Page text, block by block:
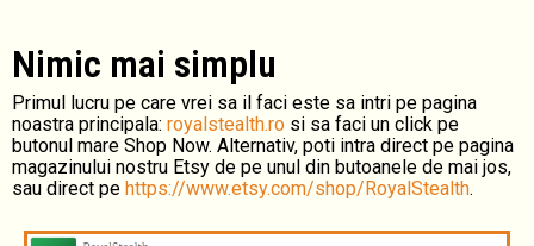
Nimic mai simplu
Primul lucru pe care vrei sa il faci este sa intri pe pagina
noastra principala: royalstealth.ro si sa faci un click pe
butonul mare Shop Now. Alternativ, poti intra direct pe pagina
magazinului nostru Etsy de pe unul din butoanele de mai jos,
sau direct pe https://www.etsy.com/shop/RoyalStealth.